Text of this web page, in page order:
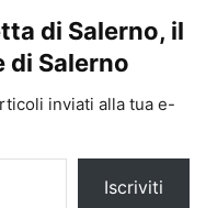
di Salerno, il
di Salerno
inviati alla tua e-
Iscriviti